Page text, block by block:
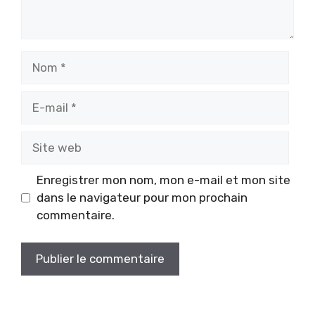
Enregistrer mon nom, mon e-mail et mon site
dans le navigateur pour mon prochain
commentaire.